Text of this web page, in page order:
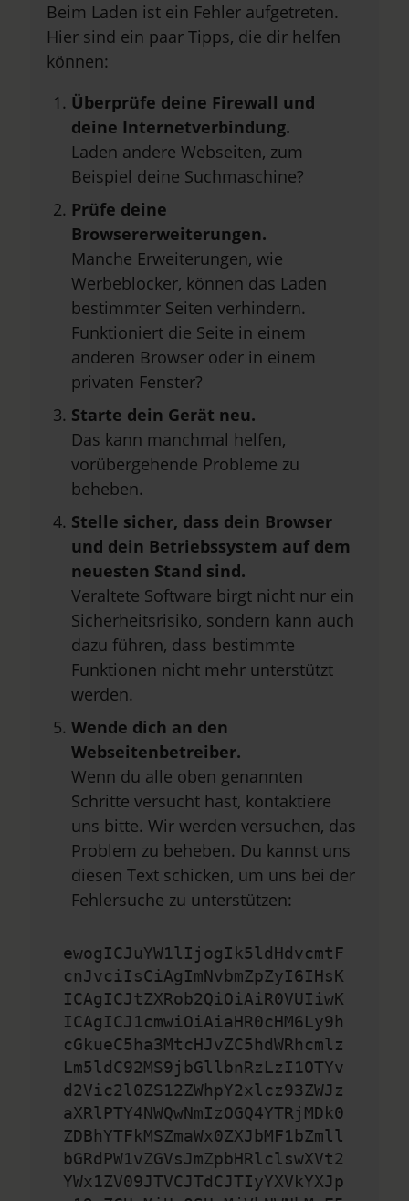
Beim Laden ist ein Fehler aufgetreten.
Hier sind ein paar Tipps, die dir helfen
können:
Überprüfe deine Firewall und
deine Internetverbindung.
Laden andere Webseiten, zum
Beispiel deine Suchmaschine?
Prüfe deine
Browsererweiterungen.
Manche Erweiterungen, wie
Werbeblocker, können das Laden
bestimmter Seiten verhindern.
Funktioniert die Seite in einem
anderen Browser oder in einem
privaten Fenster?
Starte dein Gerät neu.
Das kann manchmal helfen,
vorübergehende Probleme zu
beheben.
Stelle sicher, dass dein Browser
und dein Betriebssystem auf dem
neuesten Stand sind.
Veraltete Software birgt nicht nur ein
Sicherheitsrisiko, sondern kann auch
dazu führen, dass bestimmte
Funktionen nicht mehr unterstützt
werden.
Wende dich an den
Webseitenbetreiber.
Wenn du alle oben genannten
Schritte versucht hast, kontaktiere
uns bitte. Wir werden versuchen, das
Problem zu beheben. Du kannst uns
diesen Text schicken, um uns bei der
Fehlersuche zu unterstützen:
ewogICJuYW1lIjogIk5ldHdvcmtF
cnJvciIsCiAgImNvbmZpZyI6IHsK
ICAgICJtZXRob2QiOiAiR0VUIiwK
ICAgICJ1cmwiOiAiaHR0cHM6Ly9h
cGkueC5ha3MtcHJvZC5hdWRhcmlz
Lm5ldC92MS9jbGllbnRzLzI1OTYv
d2Vic2l0ZS12ZWhpY2xlcz93ZWJz
aXRlPTY4NWQwNmIzOGQ4YTRjMDk0
ZDBhYTFkMSZmaWx0ZXJbMF1bZmll
bGRdPW1vZGVsJmZpbHRlclswXVt2
YWx1ZV09JTVCJTdCJTIyYXVkYXJp